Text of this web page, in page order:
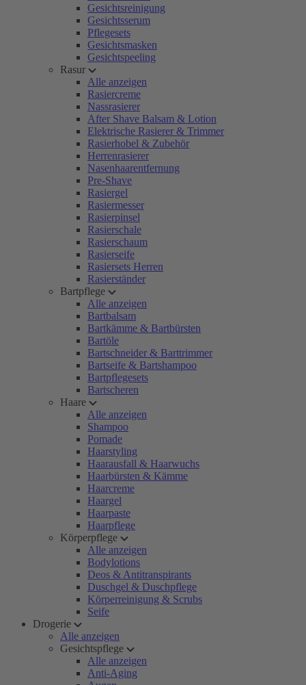
Gesichtsreinigung
Gesichtsserum
Pflegesets
Gesichtsmasken
Gesichtspeeling
Rasur
Alle anzeigen
Rasiercreme
Nassrasierer
After Shave Balsam & Lotion
Elektrische Rasierer & Trimmer
Rasierhobel & Zubehör
Herrenrasierer
Nasenhaarentfernung
Pre-Shave
Rasiergel
Rasiermesser
Rasierpinsel
Rasierschale
Rasierschaum
Rasierseife
Rasiersets Herren
Rasierständer
Bartpflege
Alle anzeigen
Bartbalsam
Bartkämme & Bartbürsten
Bartöle
Bartschneider & Barttrimmer
Bartseife & Bartshampoo
Bartpflegesets
Bartscheren
Haare
Alle anzeigen
Shampoo
Pomade
Haarstyling
Haarausfall & Haarwuchs
Haarbürsten & Kämme
Haarcreme
Haargel
Haarpaste
Haarpflege
Körperpflege
Alle anzeigen
Bodylotions
Deos & Antitranspirants
Duschgel & Duschpflege
Körperreinigung & Scrubs
Seife
Drogerie
Alle anzeigen
Gesichtspflege
Alle anzeigen
Anti-Aging